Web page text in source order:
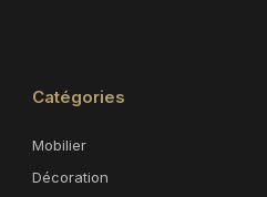
Catégories
Mobilier
Décoration